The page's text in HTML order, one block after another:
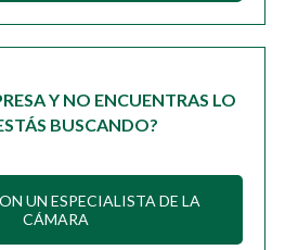
Y NO ENCUENTRAS LO
BUSCANDO?
UN ESPECIALISTA DE LA
CÁMARA